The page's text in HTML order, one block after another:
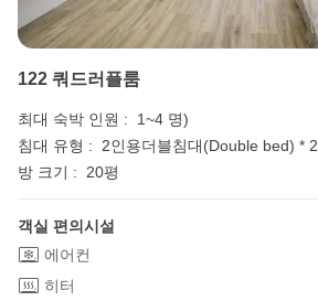
122 쿼드러플룸
최대 숙박 인원 :
1~4 명)
침대 유형 :
2인용더블침대(Double bed) * 2
방 크기 :
20평
객실 편의시설
에어컨
히터